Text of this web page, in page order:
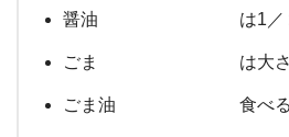
醤油 は1／２カッ
ごま は大さじ
ごま油 食べる時